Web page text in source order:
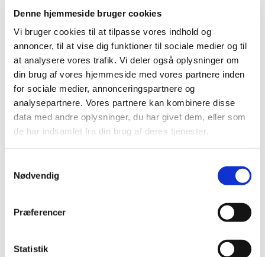
Denne hjemmeside bruger cookies
Vi bruger cookies til at tilpasse vores indhold og
annoncer, til at vise dig funktioner til sociale medier og til
at analysere vores trafik. Vi deler også oplysninger om
din brug af vores hjemmeside med vores partnere inden
for sociale medier, annonceringspartnere og
analysepartnere. Vores partnere kan kombinere disse
data med andre oplysninger, du har givet dem, eller som
de har indsamlet fra din brug af deres tjenester.
Nødvendig
Præferencer
Statistik
af tilskudsstatus for antitrombotisk medicin i
Nyt nævn skal vurdere sundhedsapps
|8. februar 2024|
Ny politisk aftale baner vej for etableringen af et Nævn for
Sundhedsapps, der får til opgave at vurdere, om
Bevilling til at drive Skørping Apotek
|7. februar 2024|
Lægemiddelstyrelsen har den 1. februar 2024 meddelt, at
paracetamol stikpiller er tilbage i
detailhandlen
Siden efteråret har der været leveringssvigt hos de